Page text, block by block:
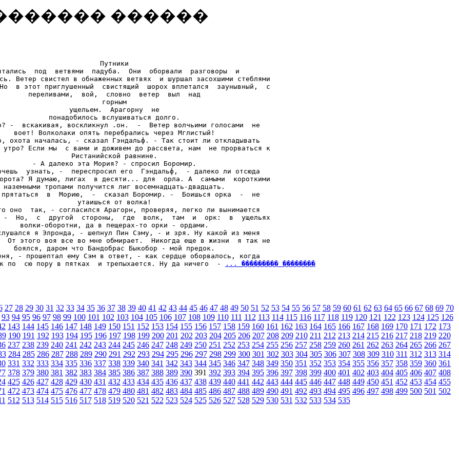
������
Путники
под  ветвями  падуба.  Они  оборвали  разговоры  и
Ветер свистел в обнаженных ветвях  и шуршал засохшими стеблями
в этот приглушенный  свистящий  шорох вплетался  заунывный,  с
переливами,  вой,  словно  ветер  выл  над
горным
ущельем.  Арагорну  не
понадобилось вслушиваться долго.
-  вскакивая, воскликнул .он.  -  Ветер волчьими голосами  не
воет! Волколаки опять перебрались через Мглистый!
охота началась, - сказал Гэндальф. - Так стоит ли откладывать
утро? Если мы  с вами и доживем до рассвета, нам  не прорваться к
Ристанийской равнине.
- А далеко эта Мория? - спросил Боромир.
узнать, -  переспросил его  Гэндальф,  - далеко ли отсюда
Я думаю, лигах  в десяти... для  орла. А  самыми  короткими
наземными тропами получится лиг восемнадцать-двадцать.
в  Морию,  -  сказал Боромир. -  Боишься орка  -  не
утаишься от волка!
оно  так, - согласился Арагорн, проверяя, легко ли вынимается
-  Но,  с  другой  стороны,  где  волк,  там  и  орк:  в  ущельях
волки-оборотни, да в пещерах-то орки - ордами.
я Элронда, - шепнул Пин Сэму, - и зря. Ну какой из меня
От этого воя все во мне обмирает.  Никогда еще в жизни  я так не
боялся, даром что Бандобрас Быкобор - мой предок.
- прошептал ему Сэм в ответ, - как сердце оборвалось, когда
по  сю пору в пятках  и трепыхается. Ну да ничего  -
... ��������� ��������
27 28 29 30 31 32 33 34 35 36 37 38 39 40 41 42 43 44 45 46 47 48 49 50 51 52 53 54 55 56 57 58 59 60 61 62 63 64 65 66 67 68 69 70
93 94 95 96 97 98 99 100 101 102 103 104 105 106 107 108 109 110 111 112 113 114 115 116 117 118 119 120 121 122 123 124 125 126
143 144 145 146 147 148 149 150 151 152 153 154 155 156 157 158 159 160 161 162 163 164 165 166 167 168 169 170 171 172 173
190 191 192 193 194 195 196 197 198 199 200 201 202 203 204 205 206 207 208 209 210 211 212 213 214 215 216 217 218 219 220
237 238 239 240 241 242 243 244 245 246 247 248 249 250 251 252 253 254 255 256 257 258 259 260 261 262 263 264 265 266 267
284 285 286 287 288 289 290 291 292 293 294 295 296 297 298 299 300 301 302 303 304 305 306 307 308 309 310 311 312 313 314
331 332 333 334 335 336 337 338 339 340 341 342 343 344 345 346 347 348 349 350 351 352 353 354 355 356 357 358 359 360 361
378 379 380 381 382 383 384 385 386 387 388 389 390 391 392 393 394 395 396 397 398 399 400 401 402 403 404 405 406 407 408
425 426 427 428 429 430 431 432 433 434 435 436 437 438 439 440 441 442 443 444 445 446 447 448 449 450 451 452 453 454 455
472 473 474 475 476 477 478 479 480 481 482 483 484 485 486 487 488 489 490 491 492 493 494 495 496 497 498 499 500 501 502
512 513 514 515 516 517 518 519 520 521 522 523 524 525 526 527 528 529 530 531 532 533 534 535